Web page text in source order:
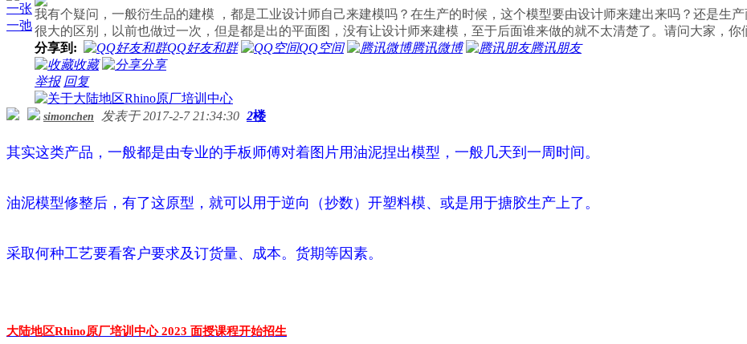
一张
一弛
我有个疑问，一般衍生品的建模 ，都是工业设计师自己来建模吗？在生产的时候，这个模型要由设计师来建出来吗？还是生
很大的区别，以前也做过一次，但是都是出的平面图，没有让设计师来建模，至于后面谁来做的就不太清楚了。请问大家，你
分享到:
QQ好友和群 QQ空间 腾讯微博
腾讯朋友
收藏
分享
举报 回复
simonchen 发表于 2017-2-7 21:34:30 2楼
其实这类产品，一般都是由专业的手板师傅对着图片用油泥捏出模型，一般几天到一周时间。
油泥模型修整后，有了这原型，就可以用于逆向（抄数）开塑料模、或是用于搪胶生产上了。
采取何种工艺要看客户要求及订货量、成本。货期等因素。
大陆地区Rhino原厂培训中心 2023 面授课程开始招生